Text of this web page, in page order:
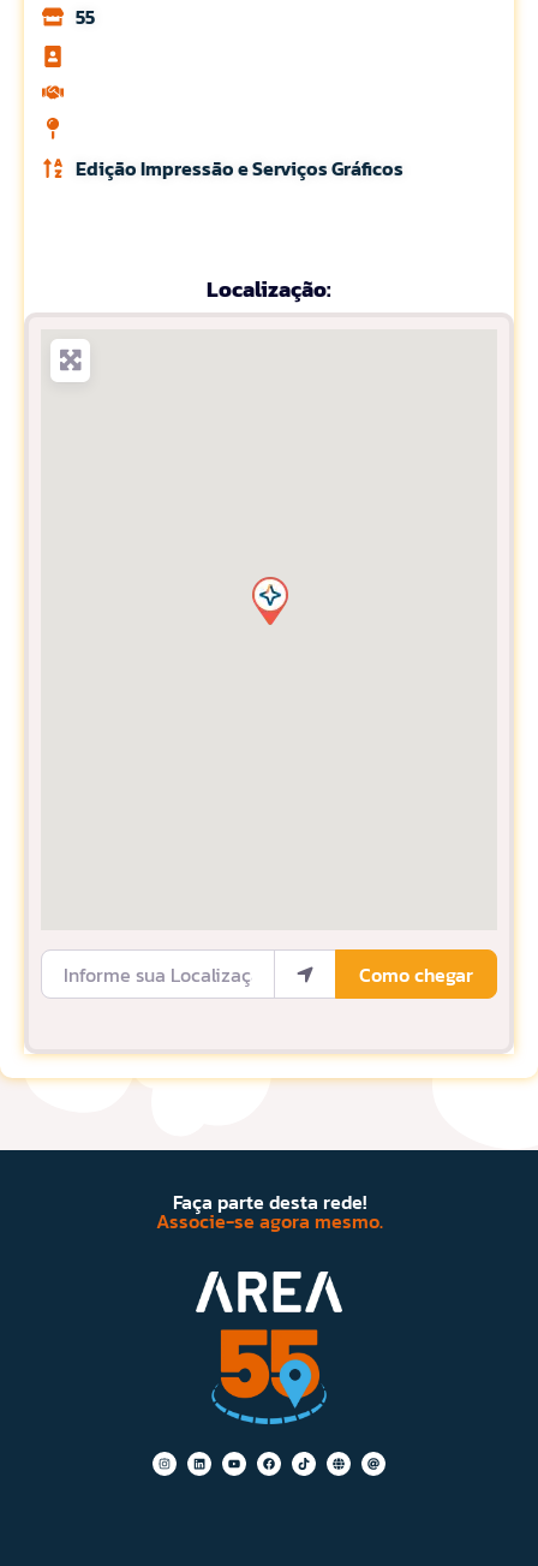
55
Edição Impressão e Serviços Gráficos
Localização:
Informe sua Localização
Como chegar
Faça parte desta rede!
Associe-se agora mesmo.